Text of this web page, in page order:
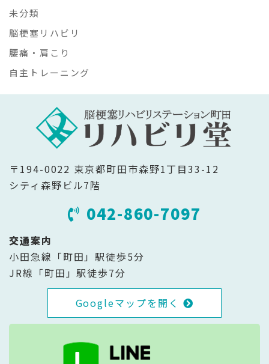
未分類
脳梗塞リハビリ
腰痛・肩こり
自主トレーニング
〒194-0022 東京都町田市森野1丁目33-12
シティ森野ビル7階
042-860-7097
交通案内
小田急線「町田」駅徒歩5分
JR線「町田」駅徒歩7分
Googleマップを開く